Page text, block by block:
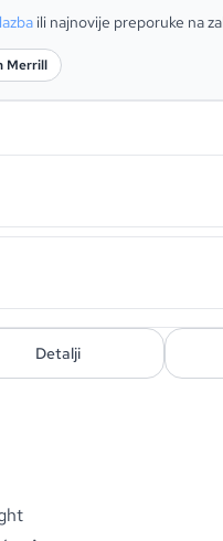
ili najnovije preporuke na
Merrill
Detalji